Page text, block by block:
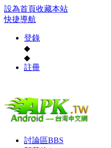
設為首頁收藏本站
快捷導航
登錄
◆
◆
註冊
討論區BBS